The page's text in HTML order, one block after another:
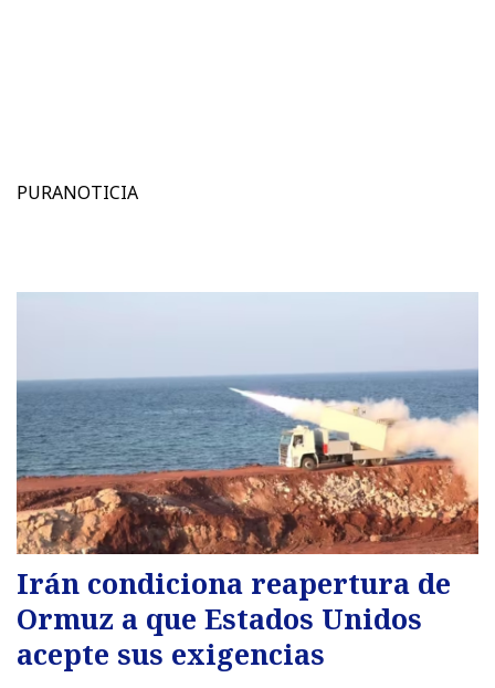
PURANOTICIA
Irán condiciona reapertura de
Ormuz a que Estados Unidos
acepte sus exigencias